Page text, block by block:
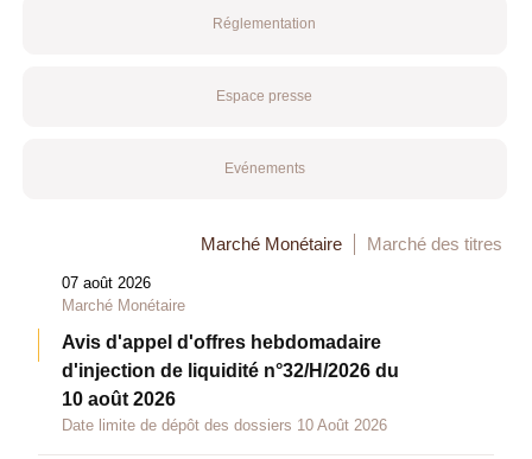
Réglementation
Espace presse
Evénements
Marché Monétaire Marché des titres
07 août 2026
Marché Monétaire
Avis d'appel d'offres hebdomadaire
d'injection de liquidité n°32/H/2026 du
10 août 2026
Date limite de dépôt des dossiers 10 Août 2026